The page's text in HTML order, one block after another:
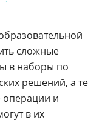
сложные
в наборы по
решений, а те
операции и
в их